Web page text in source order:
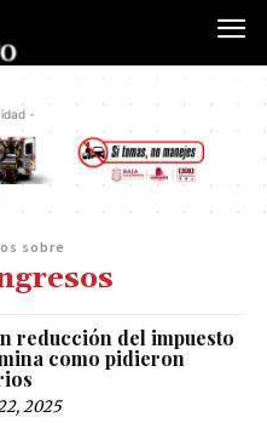
-
sobre
reducción del impuesto
como pidieron
2025